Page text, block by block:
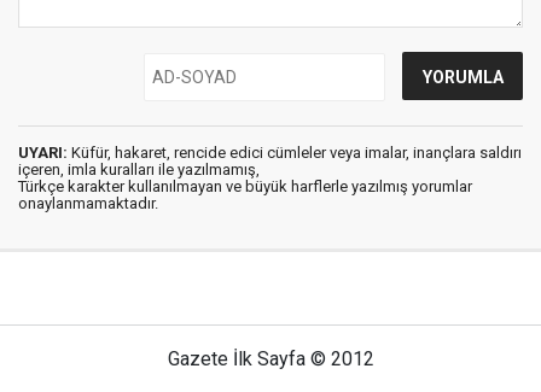
UYARI: Küfür, hakaret, rencide edici cümleler veya imalar, inançlara saldırı
içeren, imla kuralları ile yazılmamış,
Türkçe karakter kullanılmayan ve büyük harflerle yazılmış yorumlar
onaylanmamaktadır.
Gazete İlk Sayfa © 2012